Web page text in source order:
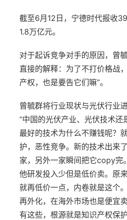
截至6月12日，宁德时代报收
1.8万亿元。
对于起诉竞争对手的原因，曾
直接的解释：为了不打价格战
产权，也是要告它们嘛”。
曾毓群将行业现状与光伏行业
“中国的光伏产业、光伏技术还
最好的技术为什么不赚钱呢？
护，恶性竞争。新的技术出来
家，另外一家瞬间把它copy完
他研发投入少但是低价卖。原
就再低价一点，内卷就是这个
再外化，在海外市场也是便宜
有这些，根源就是知识产权保